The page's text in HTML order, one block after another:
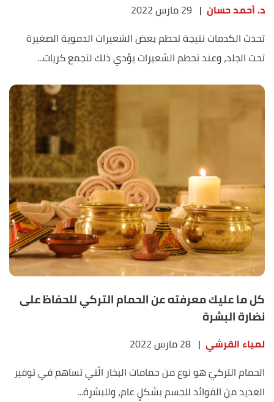
د. أحمد حسان | 29 مارس 2022
تحدث الكدمات نتيجة تحطم بعض الشعيرات الدموية الصغيرة
تحت الجلد، وعند تحطم الشعيرات يؤدي ذلك لتجمع كريات...
كل ما عليك معرفته عن الحمام التركي للحفاظ على
نضارة البشرة
لمياء القرشي | 28 مارس 2022
الحمام التركيّ هو نوع من حمامات البخار الّتي تساهم في توفير
العديد من الفوائد للجسم بشكلٍ عام، وللبشرة...